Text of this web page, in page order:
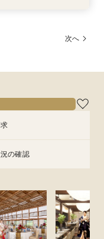
ける上州牛コース試
ラン＆衣装優待付き次へ
の確認